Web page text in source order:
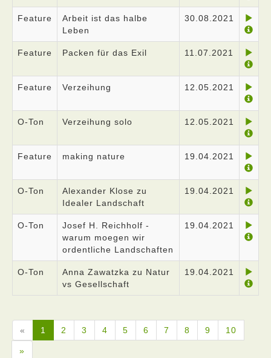
Feature
Arbeit ist das halbe
Leben
30.08.2021
Feature Packen für das Exil 11.07.2021
Feature Verzeihung 12.05.2021
O-Ton Verzeihung solo 12.05.2021
Feature making nature 19.04.2021
O-Ton
Alexander Klose zu
Idealer Landschaft
19.04.2021
O-Ton
Josef H. Reichholf -
warum moegen wir
ordentliche Landschaften
19.04.2021
O-Ton
Anna Zawatzka zu Natur
vs Gesellschaft
19.04.2021
« 1 2 3 4 5 6 7 8 9 10
»